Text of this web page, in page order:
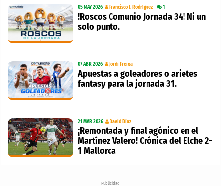
05 MAY 2026 Francisco J. Rodríguez 1
!Roscos Comunio Jornada 34! Ni un
solo punto.
07 ABR 2026 Jordi Freixa
Apuestas a goleadores o arietes
fantasy para la jornada 31.
21 MAR 2026 David Díaz
¡Remontada y final agónico en el
Martínez Valero! Crónica del Elche 2-
1 Mallorca
Publicidad